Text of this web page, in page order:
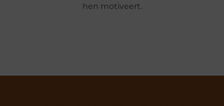
hen motiveert.